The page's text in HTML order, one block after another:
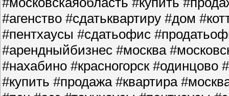
#агенство #сдатьквартиру #дом
#пентхаусы #сдатьофис
#арендныйбизнес #москва
#нахабино #красногорск
#купить #продажа #квартира